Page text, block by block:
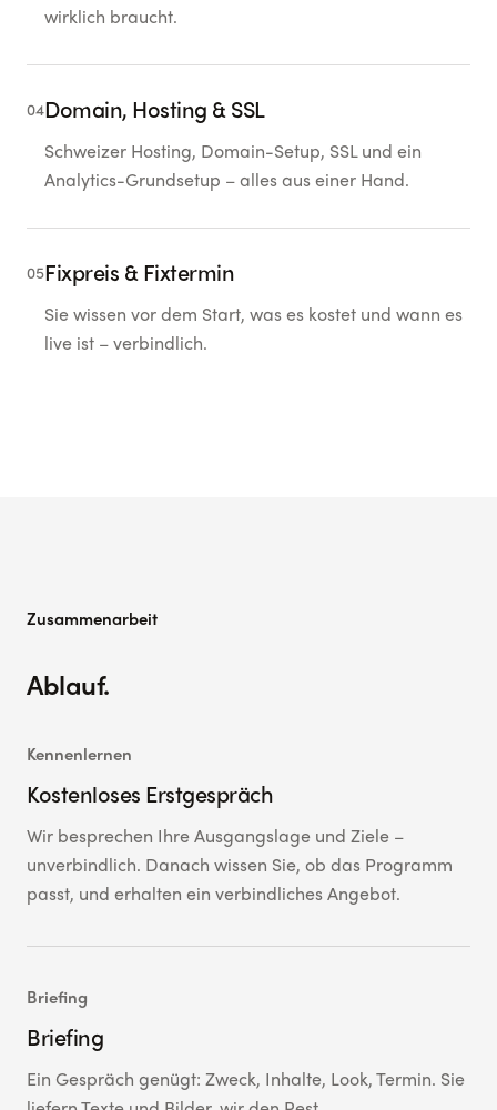
wirklich braucht.
04Domain, Hosting & SSL
Schweizer Hosting, Domain-Setup, SSL und ein
Analytics-Grundsetup – alles aus einer Hand.
05Fixpreis & Fixtermin
Sie wissen vor dem Start, was es kostet und wann es
live ist – verbindlich.
Zusammenarbeit
Ablauf.
Kennenlernen
Kostenloses Erstgespräch
Wir besprechen Ihre Ausgangslage und Ziele –
unverbindlich. Danach wissen Sie, ob das Programm
passt, und erhalten ein verbindliches Angebot.
Briefing
Briefing
Ein Gespräch genügt: Zweck, Inhalte, Look, Termin. Sie